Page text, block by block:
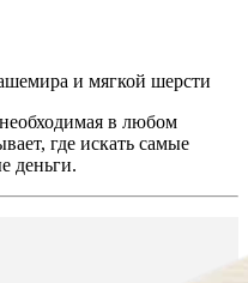
в любом
где искать самые
деньги.